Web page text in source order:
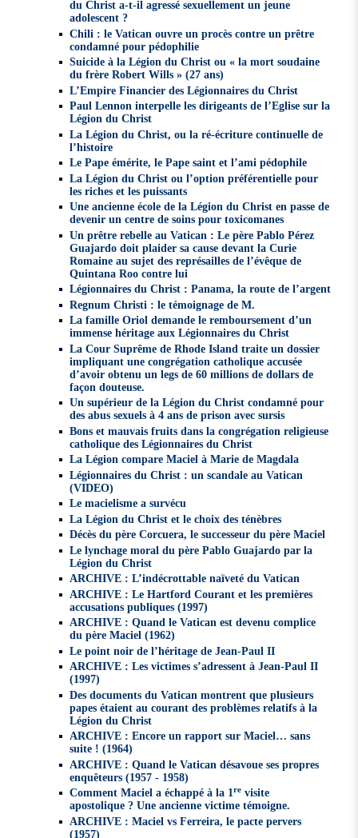
du Christ a-t-il agressé sexuellement un jeune
adolescent ?
Chili : le Vatican ouvre un procès contre un prêtre
condamné pour pédophilie
Suicide à la Légion du Christ ou « la mort soudaine
du frère Robert Wills » (27 ans)
L’Empire Financier des Légionnaires du Christ
Paul Lennon interpelle les dirigeants de l’Eglise sur la
Légion du Christ
La Légion du Christ, ou la ré-écriture continuelle de
l’histoire
Le Pape émérite, le Pape saint et l’ami pédophile
La Légion du Christ ou l’option préférentielle pour
les riches et les puissants
Une ancienne école de la Légion du Christ en passe de
devenir un centre de soins pour toxicomanes
Un prêtre rebelle au Vatican : Le père Pablo Pérez
Guajardo doit plaider sa cause devant la Curie
Romaine au sujet des représailles de l’évêque de
Quintana Roo contre lui
Légionnaires du Christ : Panama, la route de l’argent
Regnum Christi : le témoignage de M.
La famille Oriol demande le remboursement d’un
immense héritage aux Légionnaires du Christ
La Cour Suprême de Rhode Island traite un dossier
impliquant une congrégation catholique accusée
d’avoir obtenu un legs de 60 millions de dollars de
façon douteuse.
Un supérieur de la Légion du Christ condamné pour
des abus sexuels à 4 ans de prison avec sursis
Bons et mauvais fruits dans la congrégation religieuse
catholique des Légionnaires du Christ
La Légion compare Maciel à Marie de Magdala
Légionnaires du Christ : un scandale au Vatican
(VIDEO)
Le macielisme a survécu
La Légion du Christ et le choix des ténèbres
Décès du père Corcuera, le successeur du père Maciel
Le lynchage moral du père Pablo Guajardo par la
Légion du Christ
ARCHIVE : L’indécrottable naïveté du Vatican
ARCHIVE : Le Hartford Courant et les premières
accusations publiques (1997)
ARCHIVE : Quand le Vatican est devenu complice
du père Maciel (1962)
Le point noir de l’héritage de Jean-Paul II
ARCHIVE : Les victimes s’adressent à Jean-Paul II
(1997)
Des documents du Vatican montrent que plusieurs
papes étaient au courant des problèmes relatifs à la
Légion du Christ
ARCHIVE : Encore un rapport sur Maciel… sans
suite ! (1964)
ARCHIVE : Quand le Vatican désavoue ses propres
enquêteurs (1957 - 1958)
Comment Maciel a échappé à la 1revisite
apostolique ? Une ancienne victime témoigne.
ARCHIVE : Maciel vs Ferreira, le pacte pervers
(1957)